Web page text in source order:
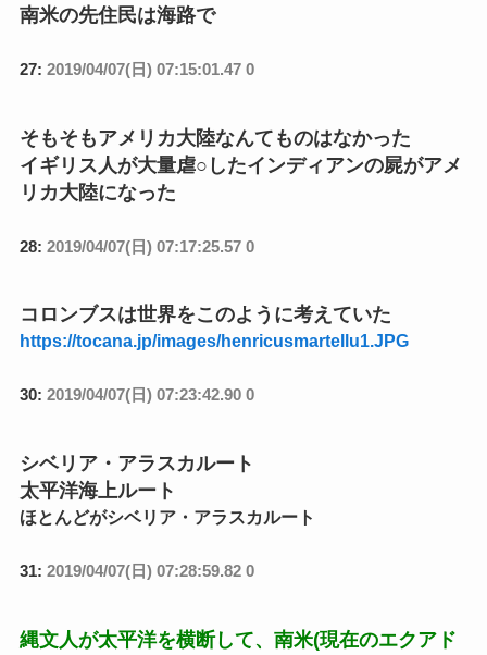
南米の先住民は海路で
27: 2019/04/07(日) 07:15:01.47 0
そもそもアメリカ大陸なんてものはなかった
イギリス人が大量虐○したインディアンの屍がアメ
リカ大陸になった
28: 2019/04/07(日) 07:17:25.57 0
コロンブスは世界をこのように考えていた
https://tocana.jp/images/henricusmartellu1.JPG
30: 2019/04/07(日) 07:23:42.90 0
シベリア・アラスカルート
太平洋海上ルート
ほとんどがシベリア・アラスカルート
31: 2019/04/07(日) 07:28:59.82 0
縄文人が太平洋を横断して、南米(現在のエクアド